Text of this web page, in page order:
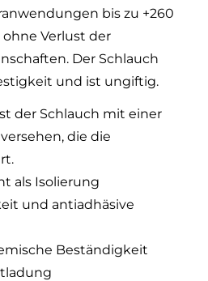
bis zu +260
ohne Verlust der
Der Schlauch
und ist ungiftig.
der Schlauch mit einer
die die
als Isolierung
und antiadhäsive
Beständigkeit